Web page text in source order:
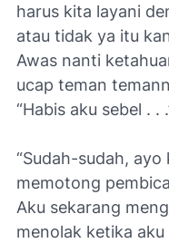
harus kita layani
atau tidak ya itu
Awas nanti
ucap teman
“Habis aku sebel . .
“Sudah-sudah,
memotong
Aku sekarang
menolak ketika